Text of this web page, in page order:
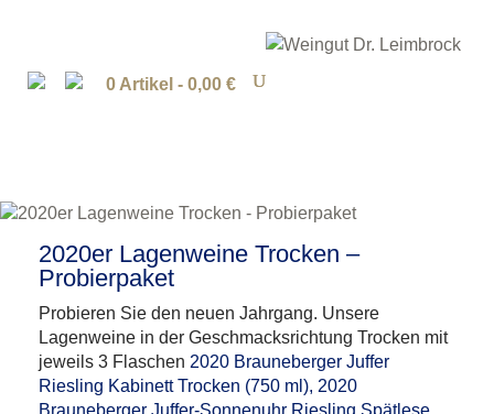
0 Artikel - 0,00 €
2020er Lagenweine Trocken –
Probierpaket
Probieren Sie den neuen Jahrgang. Unsere
Lagenweine in der Geschmacksrichtung Trocken mit
jeweils 3 Flaschen 2020 Brauneberger Juffer
Riesling Kabinett Trocken (750 ml), 2020
Brauneberger Juffer-Sonnenuhr Riesling Spätlese